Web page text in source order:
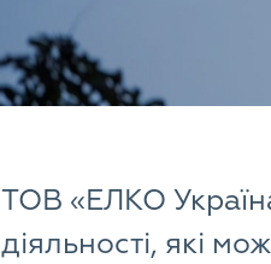
ТОВ «ЕЛКО
діяльності, які